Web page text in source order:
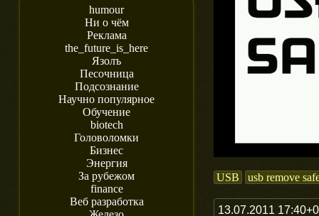
humour
Ни о чём
Реклама
the_future_is_here
Язолъ
Песочница
Подсознание
Научно популярное
Обучение
biotech
Головоломки
Бизнес
Энергия
За рубежом
finance
Веб разработка
USB usb remove
13.07.2011